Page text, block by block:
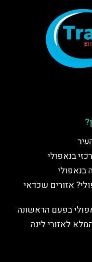
בנאפולי
בנאפולי
אזורים שכדאי
בפעם הראשונה
לאזורי לינה